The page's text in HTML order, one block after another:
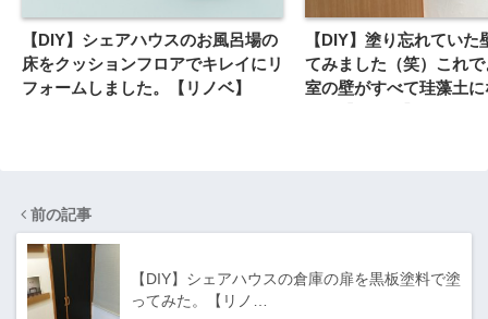
【DIY】シェアハウスのお風呂場の
床をクッションフロアでキレイにリ
フォームしました。【リノベ】
【DIY】塗り忘れていた
てみました（笑）これ
室の壁がすべて珪藻土
前の記事
【DIY】シェアハウスの倉庫の扉を黒板塗料で塗
ってみた。【リノ…